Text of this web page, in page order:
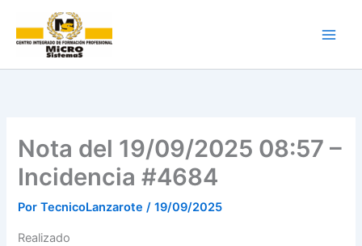
contenido
Nota del 19/09/2025 08:57 –
Incidencia #4684
PorTecnicoLanzarote/19/09/2025
Realizado